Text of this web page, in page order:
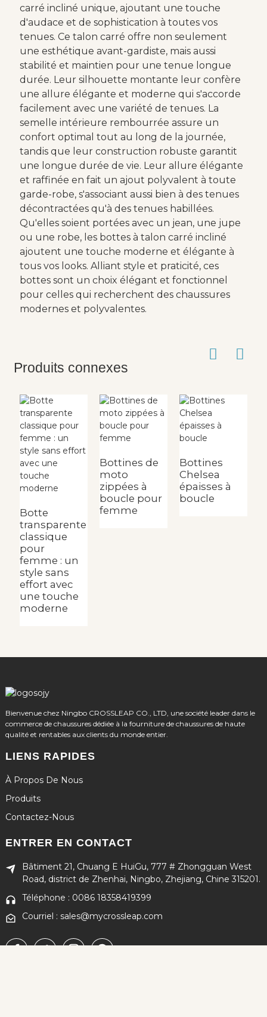
carré incliné unique, ajoutant une touche
d'audace et de sophistication à toutes vos
tenues. Ce talon carré offre non seulement
une esthétique avant-gardiste, mais aussi
stabilité et maintien pour une tenue longue
durée. Leur silhouette montante leur confère
une allure élégante et moderne qui s'accorde
facilement avec une variété de tenues. La
semelle intérieure rembourrée assure un
confort optimal tout au long de la journée,
tandis que leur construction robuste garantit
une longue durée de vie. Leur allure élégante
et raffinée en fait un ajout polyvalent à toute
garde-robe, s'associant aussi bien à des tenues
décontractées qu'à des tenues habillées.
Qu'elles soient portées avec un jean, une jupe
ou une robe, les bottes à talon carré incliné
ajoutent une touche moderne et élégante à
tous vos looks. Alliant style et praticité, ces
bottes sont un choix élégant et fonctionnel
pour celles qui recherchent des chaussures
modernes et polyvalentes.
Produits connexes
Botte
transparente
classique
pour
femme : un
style sans
effort avec
une touche
moderne
Bottines de
moto
zippées à
boucle pour
femme
Bottines
Chelsea
épaisses à
boucle
Bienvenue chez Ningbo CROSSLEAP CO., LTD, une société leader dans le
commerce de chaussures dédiée à la fourniture de chaussures de haute
qualité et rentables aux clients du monde entier.
LIENS RAPIDES
À Propos De Nous
Produits
Contactez-Nous
ENTRER EN CONTACT
Bâtiment 21, Chuang E HuiGu, 777 # Zhongguan West
Road, district de Zhenhai, Ningbo, Zhejiang, Chine 315201.
Téléphone : 0086 18358419399
Courriel : sales@mycrossleap.com